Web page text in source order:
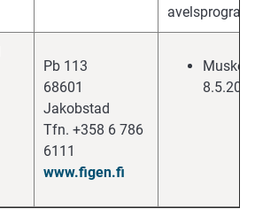
Pb 113
68601
Jakobstad
Tfn. +358 6 786
6111
www.figen.fi